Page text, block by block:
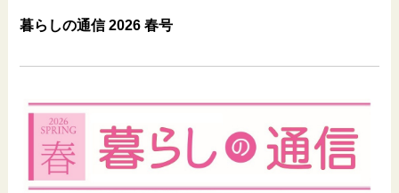
暮らしの通信 2026 春号